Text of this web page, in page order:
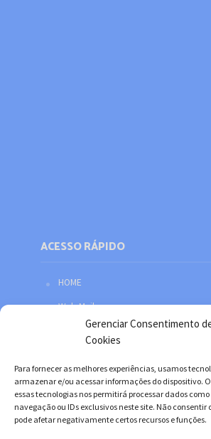
Gerenciar Consentimento
Cookies
Para fornecer as melhores experiências, usamos
armazenar e/ou acessar informações do dispositivo.
essas tecnologias nos permitirá processar dados
navegação ou IDs exclusivos neste site. Não
pode afetar negativamente certos recursos e funções.
ACESSO RÁPIDO
HOME
Web Mail
Política de privacidade
Facebook
Twitter
YouTube